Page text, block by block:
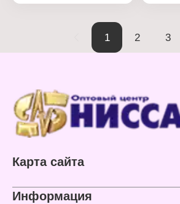
Характеристики:
Толщина: 80 мк
Размер: 100х1,5 м
Материал: полиэтилен
Форма выпуска: рулон
Вес: 9,5 кг
метра.
Форма
Вес:
1 2 3
Карта сайта
Информация